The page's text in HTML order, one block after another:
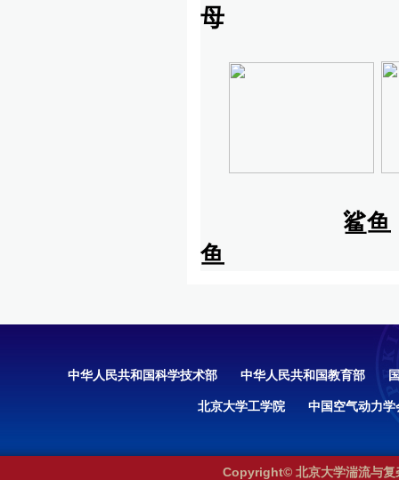
母
鲨
鱼 海
中华人民共和国科学技术部 中华人民共和国教育部
北京大学工学院 中国空气动力学
Copyright© 北京大学湍流与